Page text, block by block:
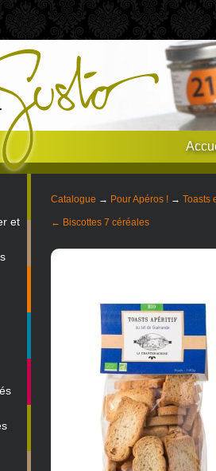
et
Catalogue → Pour Apéros ! → Toasts
← Biscottes 7 céréales